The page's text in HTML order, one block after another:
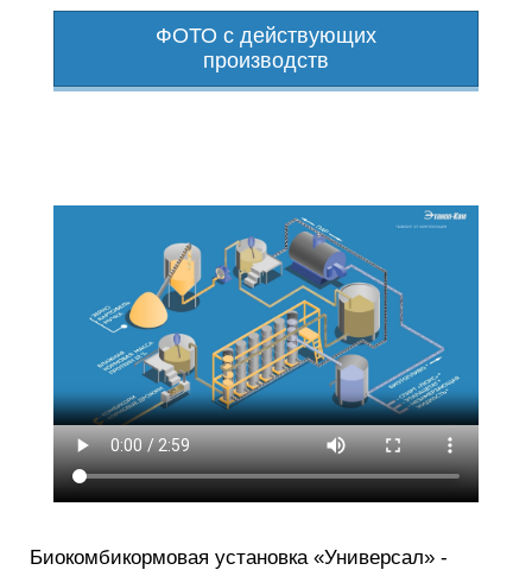
ФОТО с действующих
производств
Биокомбикормовая установка «Универсал» -